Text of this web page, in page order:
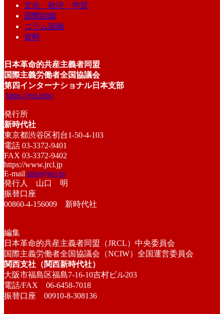
文化・批評・学習
国際組織
コラム架橋
資料
日本革命的共産主義者同盟
国際主義労働者全国協議会
第四インターナショナル日本支部
https://jrcl.info/
発行所
新時代社
東京都渋谷区初台1-50-4-103
電話 03-3372-9401
FAX 03-3372-9402
https://www.jrcl.jp
E-mail info@jrcl.jp
発行人 山口 明
振替口座
00860-4-156009 新時代社
編集
日本革命的共産主義者同盟（JRCL）中央委員会
国際主義労働者全国協議会（NCIW）全国運営委員会
関西支社（関西新時代社）
大阪市福島区福島7-16-10吉村ビル203
電話/FAX 06-6458-7018
振替口座 00910-8-308136